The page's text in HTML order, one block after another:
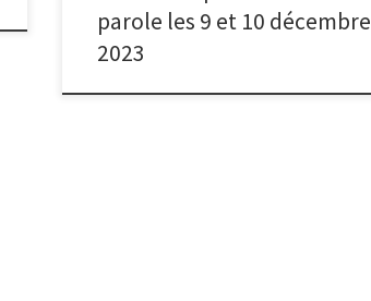
parole les 9 et 10 décembre
2023